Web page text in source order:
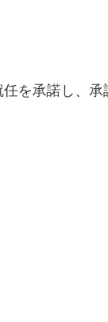
承諾し、承